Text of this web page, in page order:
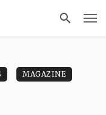
MAGAZINE